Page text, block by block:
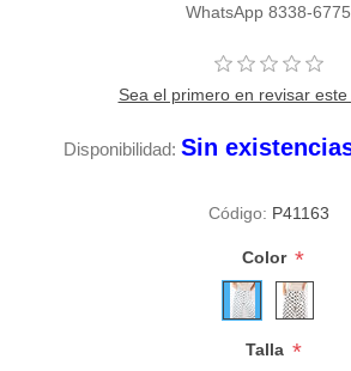
WhatsApp 8338-6775
Sea el primero en revisar
Disponibilidad: Sin
Código: P41163
Color *
Talla *